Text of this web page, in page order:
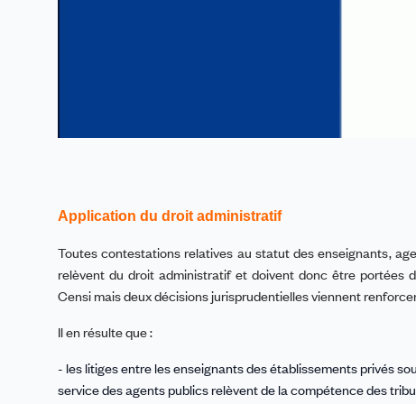
Application du droit administratif
Toutescontestations relatives au statut des enseignants,
relèvent du droit administratifet doivent donc être portées
Censi maisdeux décisions jurisprudentielles viennent
Il en résulte que :
- les litiges entre les enseignants des établissements privés
servicedes agents publics relèvent de la compétence des